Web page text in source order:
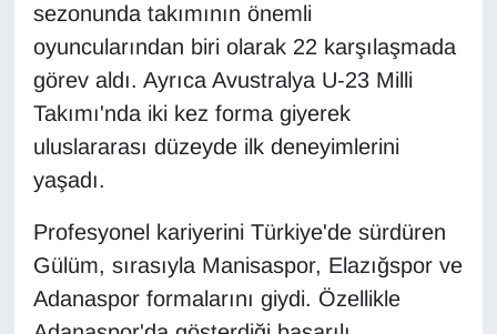
sezonunda takımının önemli
oyuncularından biri olarak 22 karşılaşmada
görev aldı. Ayrıca Avustralya U-23 Milli
Takımı'nda iki kez forma giyerek
uluslararası düzeyde ilk deneyimlerini
yaşadı.
Profesyonel kariyerini Türkiye'de sürdüren
Gülüm, sırasıyla Manisaspor, Elazığspor ve
Adanaspor formalarını giydi. Özellikle
HABERDE İNSAN
İngilizce
Kadın
Kim Kimdir?
Kültür & Sanat